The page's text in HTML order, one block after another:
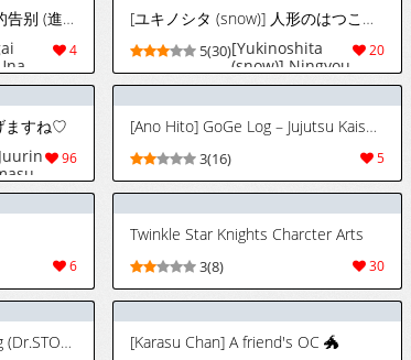
[時雨] 長いお別れ | 漫长的告别 (進撃の巨人) [スペイン翻訳] [DL版]
4
[ユキノシタ (snow)] 人形のはつこい (原神) [中国翻訳] [DL版]
20
5(30)[Yukinoshita
(snow)] Ningyou
no Hatsukoi -
Puppet's First
Love | 人偶的初
恋 (Genshin
糕汉化] [Digital]
ますね♡
96
[Ano Hito] GoGe Log – Jujutsu Kaisen dj [Eng]
5
3(16)
6
Twinkle Star Knights Charcter Arts
30
3(8)
[Sakashima] TsukaSen Log (Dr.STONE) [Karasu Chan] A friend's OC 🐲